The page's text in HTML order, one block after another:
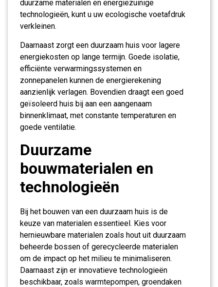
duurzame materialen en energiezuinige
technologieën, kunt u uw ecologische voetafdruk
verkleinen.
Daarnaast zorgt een duurzaam huis voor lagere
energiekosten op lange termijn. Goede isolatie,
efficiënte verwarmingssystemen en
zonnepanelen kunnen de energierekening
aanzienlijk verlagen. Bovendien draagt een goed
geïsoleerd huis bij aan een aangenaam
binnenklimaat, met constante temperaturen en
goede ventilatie.
Duurzame
bouwmaterialen en
technologieën
Bij het bouwen van een duurzaam huis is de
keuze van materialen essentieel. Kies voor
hernieuwbare materialen zoals hout uit duurzaam
beheerde bossen of gerecycleerde materialen
om de impact op het milieu te minimaliseren.
Daarnaast zijn er innovatieve technologieën
beschikbaar, zoals warmtepompen, groendaken